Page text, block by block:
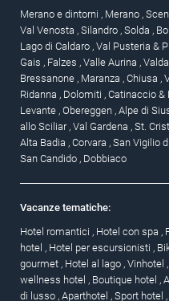
Merano e dintorni , Merano ,
Val Venosta , Silandro , Solda ,
Lago di Caldaro , Val Pusteria &
Gais , Falzes , Valle Aurina ,
Bressanone , Maranza , Chiusa ,
Ridanna , Dolomiti , Catinaccio &
Levante , Obereggen , Alpe di
allo Sciliar , Val Gardena , St.
Alta Badia , Corvara , San Vigilio
San Candido , Dobbiaco
Vacanze tematiche:
Hotel romantici , Hotel con spa ,
hotel , Hotel per escursionisti ,
gourmet , Hotel al lago , Vinhotel ,
wellness hotel , Boutique hotel ,
di lusso , Aparthotel , Sport hotel ,